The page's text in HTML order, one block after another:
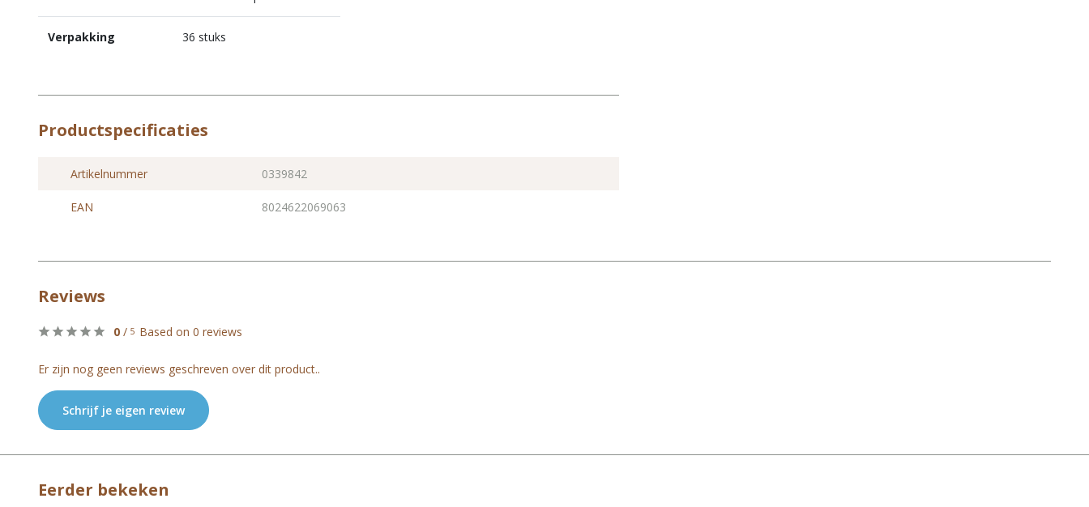
Verpakking 36 stuks
Productspecificaties
Artikelnummer 0339842
EAN 8024622069063
Reviews
0 / 5 Based on 0 reviews
Er zijn nog geen reviews geschreven over dit product..
Schrijf je eigen review
Eerder bekeken